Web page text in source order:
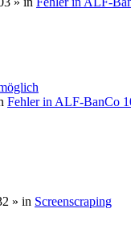
Fehler in ALF-BanCo
» in Screenscraping